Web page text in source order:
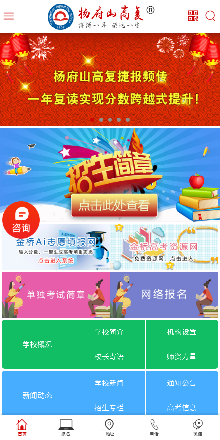
学校概况
学校简介 机构设置
校长寄语 师资力量
新闻动态
学校新闻 通知公告
招生专栏 高考信息
一月选考 六月选考
首页 报名 地址 电话 微信